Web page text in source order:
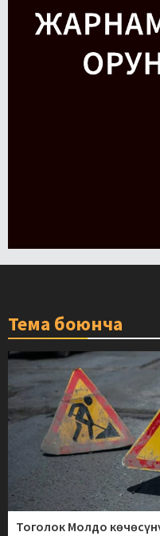
Тема боюнча
Тоголок Молдо